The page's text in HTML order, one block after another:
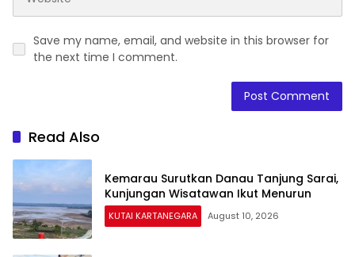
Save my name, email, and website in this browser for
the next time I comment.
Read Also
Kemarau Surutkan Danau Tanjung Sarai,
Kunjungan Wisatawan Ikut Menurun
KUTAI KARTANEGARA August 10, 2026